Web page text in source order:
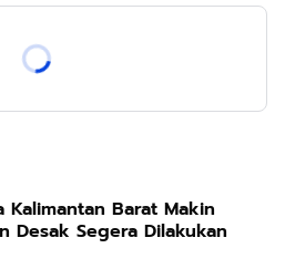
Kalimantan Barat Makin
Desak Segera Dilakukan